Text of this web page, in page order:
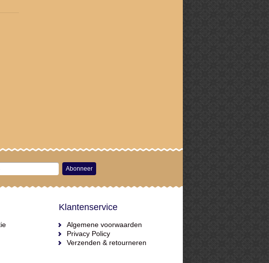
Abonneer
Klantenservice
Algemene voorwaarden
Privacy Policy
Verzenden & retourneren